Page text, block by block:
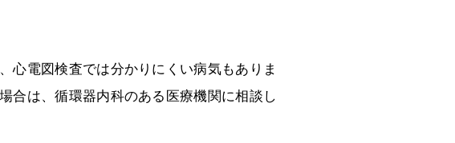
心電図検査では分かりにくい病気もありま
合は、循環器内科のある医療機関に相談し